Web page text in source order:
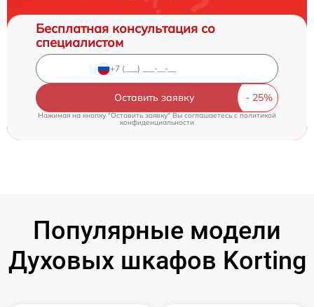
Бесплатная консультация со
специалистом
Оставить заявку
Нажимая на кнопку "Оставить заявку" Вы соглашаетесь cполитикой
конфиденциальности
Популярные модели
Духовых шкафов Korting